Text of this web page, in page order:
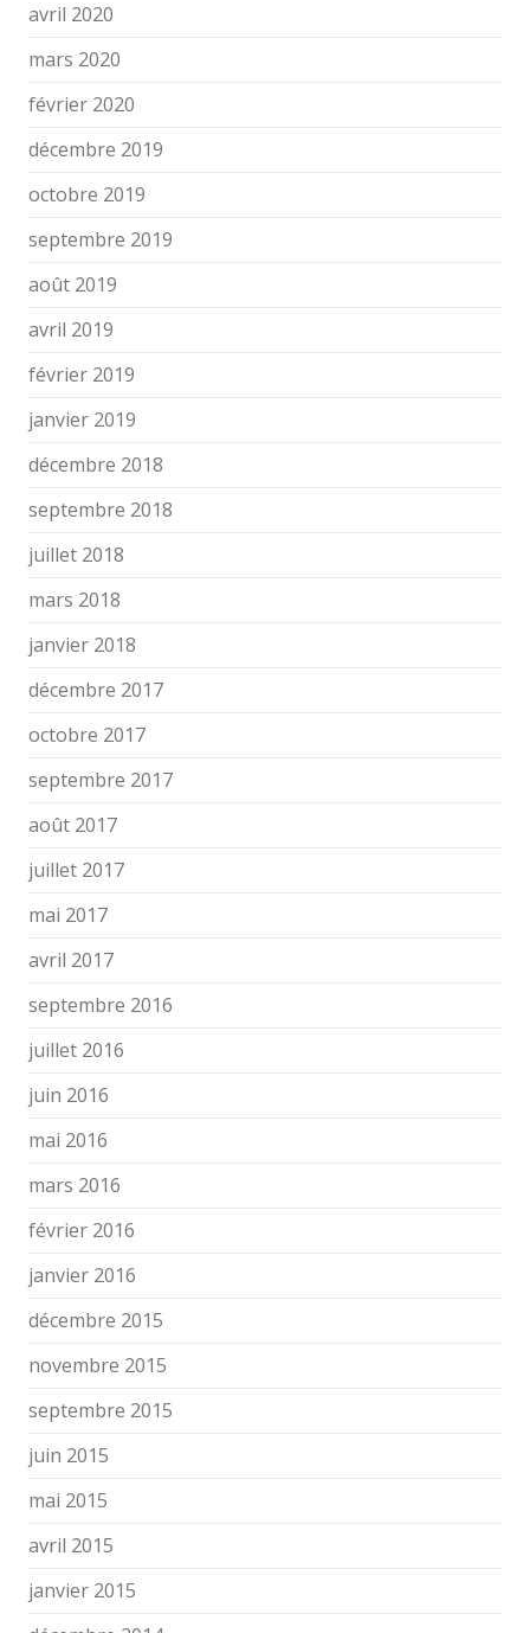
avril 2020
mars 2020
février 2020
décembre 2019
octobre 2019
septembre 2019
août 2019
avril 2019
février 2019
janvier 2019
décembre 2018
septembre 2018
juillet 2018
mars 2018
janvier 2018
décembre 2017
octobre 2017
septembre 2017
août 2017
juillet 2017
mai 2017
avril 2017
septembre 2016
juillet 2016
juin 2016
mai 2016
mars 2016
février 2016
janvier 2016
décembre 2015
novembre 2015
septembre 2015
juin 2015
mai 2015
avril 2015
janvier 2015